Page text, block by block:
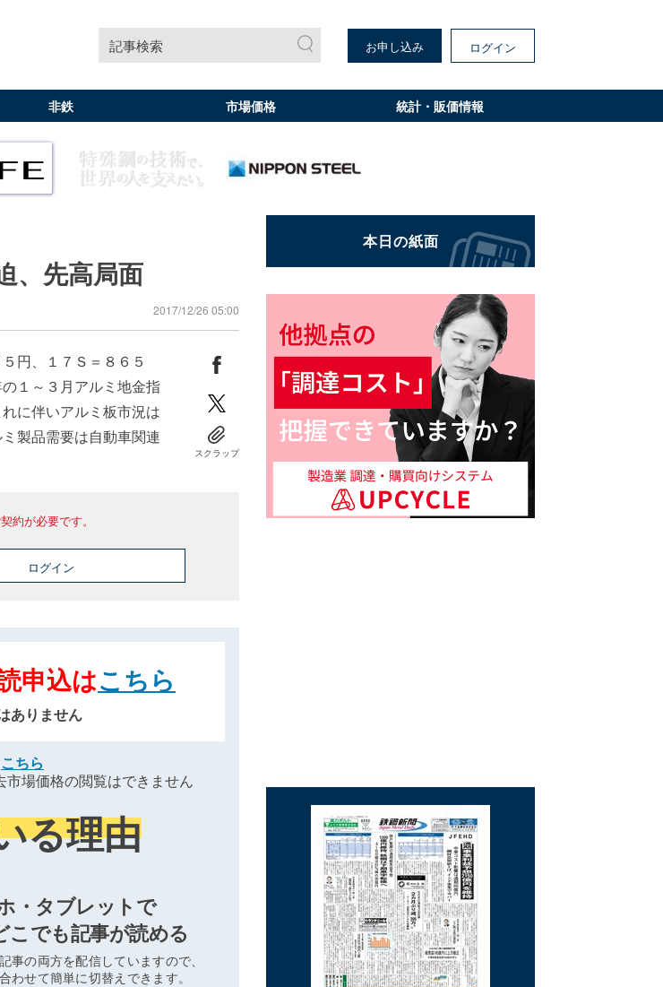
記事検索 お申し込み ログイン
非鉄 市場価格 統計・販価情報
、先高局面
2017/12/26 05:00
円、１７Ｓ＝８６５
１～３月アルミ地金指
に伴いアルミ板市況は
製品需要は自動車関連
スクラップ
約が必要です。
ログイン
申込はこちら
ありません
こちら
場価格の閲覧はできません
る理由
・タブレットで
こでも記事が読める
事の両方を配信していますので、
わせて簡単に切替えできます。